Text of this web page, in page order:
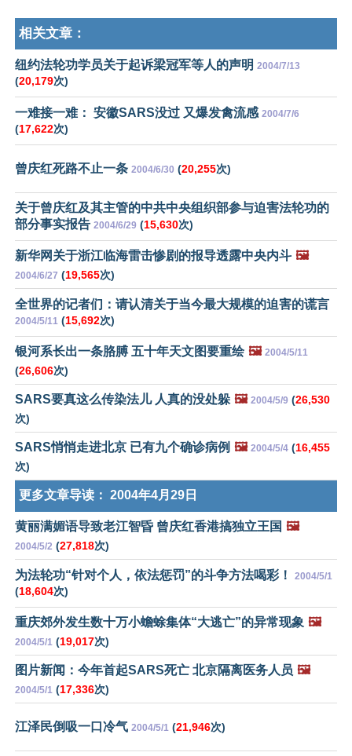
相关文章：
纽约法轮功学员关于起诉梁冠军等人的声明 2004/7/13
(20,179次)
一难接一难： 安徽SARS没过 又爆发禽流感 2004/7/6
(17,622次)
曾庆红死路不止一条 2004/6/30 (20,255次)
关于曾庆红及其主管的中共中央组织部参与迫害法轮功的
部分事实报告 2004/6/29 (15,630次)
新华网关于浙江临海雷击惨剧的报导透露中央内斗 🖼️
2004/6/27 (19,565次)
全世界的记者们：请认清关于当今最大规模的迫害的谎言
2004/5/11 (15,692次)
银河系长出一条胳膊 五十年天文图要重绘 🖼️ 2004/5/11
(26,606次)
SARS要真这么传染法儿 人真的没处躲 🖼️ 2004/5/9 (26,530
次)
SARS悄悄走进北京 已有九个确诊病例 🖼️ 2004/5/4 (16,455
次)
更多文章导读： 2004年4月29日
黄丽满媚语导致老江智昏 曾庆红香港搞独立王国 🖼️
2004/5/2 (27,818次)
为法轮功“针对个人，依法惩罚”的斗争方法喝彩！ 2004/5/1
(18,604次)
重庆郊外发生数十万小蟾蜍集体“大逃亡”的异常现象 🖼️
2004/5/1 (19,017次)
图片新闻：今年首起SARS死亡 北京隔离医务人员 🖼️
2004/5/1 (17,336次)
江泽民倒吸一口冷气 2004/5/1 (21,946次)